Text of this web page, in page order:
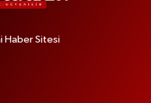
Haber Sitesi